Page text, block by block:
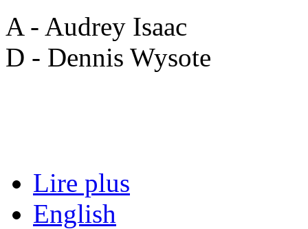
A - Audrey Isaac
D - Dennis Wysote
Lire plus
English